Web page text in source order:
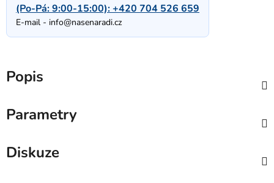
(Po-Pá: 9:00-15:00):+420 704 526 659
E-mail - info@nasenaradi.cz
Popis
Parametry
Diskuze